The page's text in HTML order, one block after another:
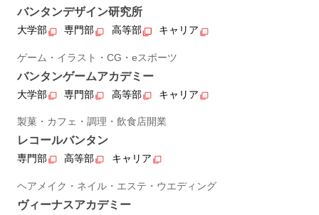
バンタンデザイン研究所
大学部 専門部 高等部 キャリア
ゲーム・イラスト・CG・eスポーツ
バンタンゲームアカデミー
大学部 専門部 高等部 キャリア
製菓・カフェ・調理・飲食店開業
レコールバンタン
専門部 高等部 キャリア
ヘアメイク・ネイル・エステ・ウエディング
ヴィーナスアカデミー